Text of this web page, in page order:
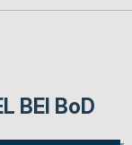
BEI BoD